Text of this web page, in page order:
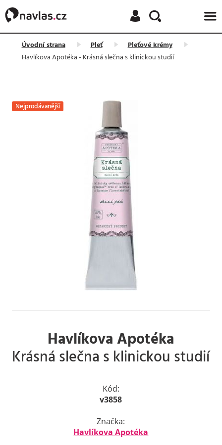
Úvodní strana Pleť
Pleťové krémy
Havlíkova Apotéka - Krásná slečna s klinickou studií
Nejprodávanější
Havlíkova Apotéka
Krásná slečna s klinickou studií
Kód:
v3858
Značka:
Havlíkova Apotéka